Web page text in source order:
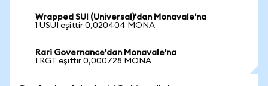
Wrapped SUI (Universal)'dan Monavale'na
1 USUI eşittir 0,020404 MONA
Rari Governance'dan Monavale'na
1 RGT eşittir 0,000728 MONA